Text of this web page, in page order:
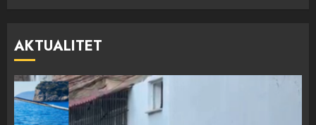
AKTUALITET